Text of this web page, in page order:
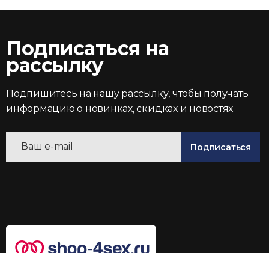
Подписаться на
рассылку
Подпишитесь на нашу рассылку, чтобы получать
информацию о новинках, скидках и новостях
Подписаться